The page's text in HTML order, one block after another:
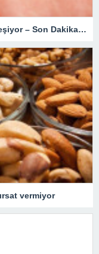
Almanya’da antibiyotik sıkıntısı derinleşiyor – Son Dakika Dünya Haberleri
vermiyor